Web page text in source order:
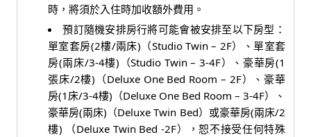
時，將須於入住時加收額外費用。
預訂隨機安排房行將可能會被安排至以下房型：
單室套房(2樓/兩床)（Studio Twin – 2F）、單室套
房(兩床/3-4樓)（Studio Twin – 3-4F）、豪華房(1
張床/2樓)（Deluxe One Bed Room – 2F）、豪華
房(1床/3-4樓)（Deluxe One Bed Room – 3-4F）、
豪華房(兩床)（Deluxe Twin Bed）或豪華房(兩床/2
樓) （Deluxe Twin Bed -2F），恕不接受任何特殊